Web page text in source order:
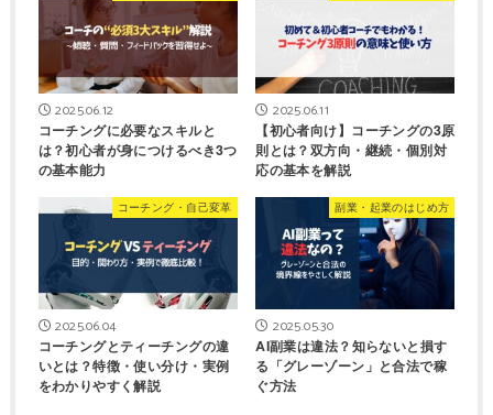
2025.06.12
コーチングに必要なスキルと
は？初心者が身につけるべき3つ
の基本能力
2025.06.11
【初心者向け】コーチングの3原
則とは？双方向・継続・個別対
応の基本を解説
コーチング・自己変革
2025.06.04
コーチングとティーチングの違
いとは？特徴・使い分け・実例
をわかりやすく解説
副業・起業のはじめ方
2025.05.30
AI副業は違法？知らないと損す
る「グレーゾーン」と合法で稼
ぐ方法